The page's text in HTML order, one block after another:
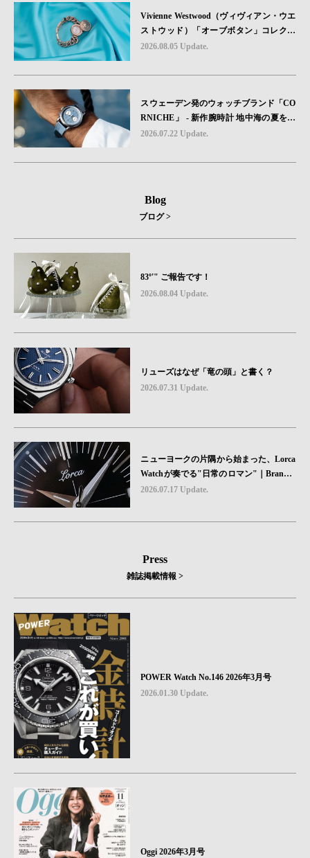
Vivienne Westwood（ヴィヴィアン・ウエ
ストウッド）「オーブボタン」コレクシ
ョンに、⽇本限定カラーのローズゴール
2026.08.05 Update.
スウェーデン発のウォッチブランド「CO
RNICHE」 - 新作腕時計 地中海の夏を映
す、爽やかなブルーダイヤル「Heritage C
2026.07.22 Update.
Blog
ブログ >
83º'" ご報告です！
2026.08.04 Update.
リューズはなぜ「竜の頭」と書く？
2026.07.31 Update.
ニューヨークの片隅から始まった、Lorca
Watchが奏でる"日常のロマン"｜Brand P
icks #08
2026.07.17 Update.
Press
雑誌掲載情報 >
POWER Watch No.146 2026年3月号
2026.01.30 Update.
Oggi 2026年3月号